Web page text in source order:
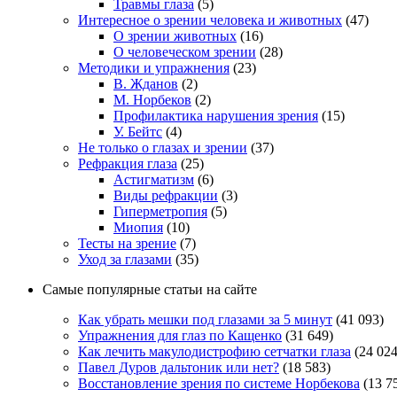
Травмы глаза (5)
Интересное о зрении человека и животных (47)
О зрении животных (16)
О человеческом зрении (28)
Методики и упражнения (23)
В. Жданов (2)
М. Норбеков (2)
Профилактика нарушения зрения (15)
У. Бейтс (4)
Не только о глазах и зрении (37)
Рефракция глаза (25)
Астигматизм (6)
Виды рефракции (3)
Гиперметропия (5)
Миопия (10)
Тесты на зрение (7)
Уход за глазами (35)
Самые популярные статьи на сайте
Как убрать мешки под глазами за 5 минут (41 093)
Упражнения для глаз по Кащенко (31 649)
Как лечить макулодистрофию сетчатки глаза (24
Павел Дуров дальтоник или нет? (18 583)
Восстановление зрения по системе Норбекова (13